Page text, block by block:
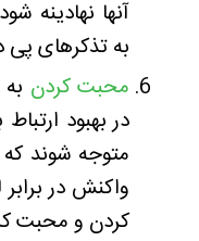
آنها نهادینه
به تذکرهای
محبت کردن
در بهبود
متوجه شوند
واکنش در
کردن و محبت